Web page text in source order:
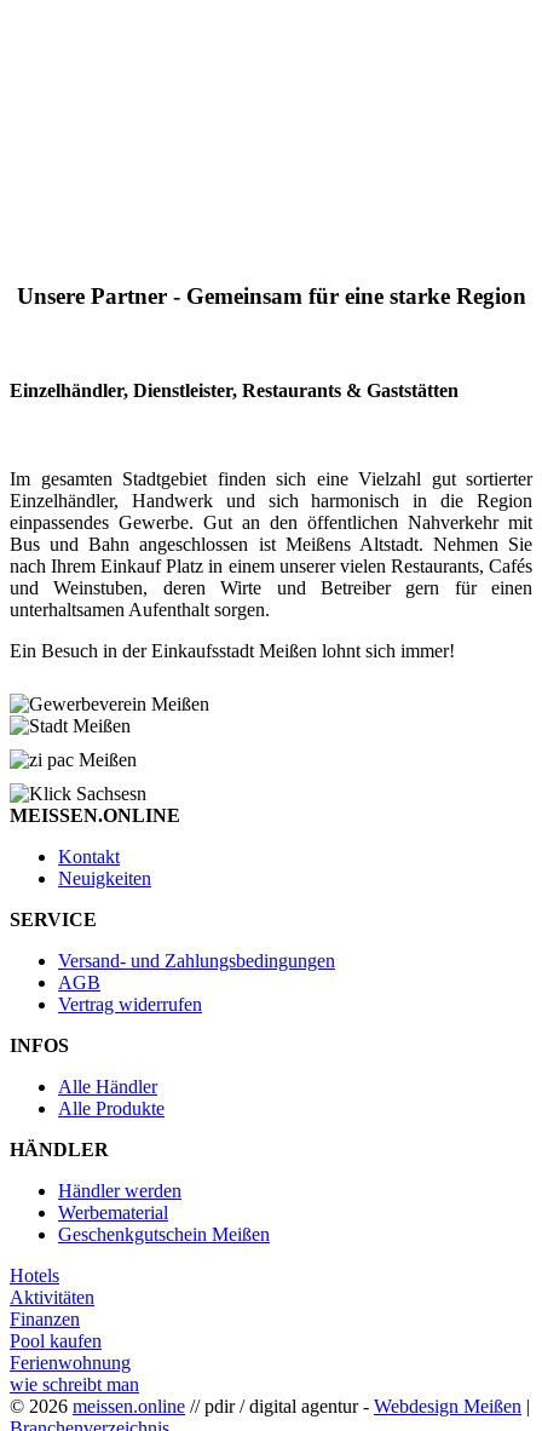
Unsere Partner - Gemeinsam für eine starke Region
Einzelhändler, Dienstleister, Restaurants & Gaststätten
Im gesamten Stadtgebiet finden sich eine Vielzahl gut sortierter
Einzelhändler, Handwerk und sich harmonisch in die Region
einpassendes Gewerbe. Gut an den öffentlichen Nahverkehr mit
Bus und Bahn angeschlossen ist Meißens Altstadt. Nehmen Sie
nach Ihrem Einkauf Platz in einem unserer vielen Restaurants, Cafés
und Weinstuben, deren Wirte und Betreiber gern für einen
unterhaltsamen Aufenthalt sorgen.
Ein Besuch in der Einkaufsstadt Meißen lohnt sich immer!
MEISSEN.ONLINE
Kontakt
Neuigkeiten
SERVICE
Versand- und Zahlungsbedingungen
AGB
Vertrag widerrufen
INFOS
Alle Händler
Alle Produkte
HÄNDLER
Händler werden
Werbematerial
Geschenkgutschein Meißen
Hotels
Aktivitäten
Finanzen
Pool kaufen
Ferienwohnung
wie schreibt man
© 2026 meissen.online // pdir / digital agentur - Webdesign Meißen |